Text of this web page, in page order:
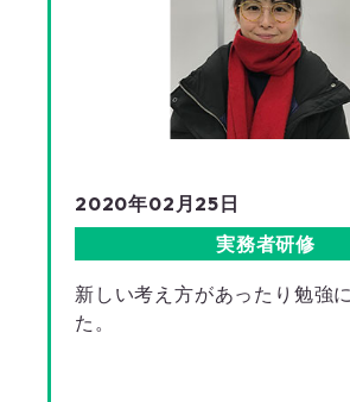
2020年02月25日
実務者研修
新しい考え方があったり勉強
た。